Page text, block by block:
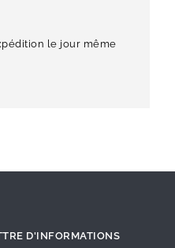
le jour même
D'INFORMATIONS